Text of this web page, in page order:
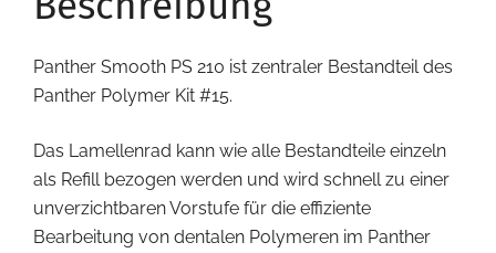
Panther Smooth PS 210 ist zentraler Bestandteil des
Panther Polymer Kit #15.
Das Lamellenrad kann wie alle Bestandteile einzeln
als Refill bezogen werden und wird schnell zu einer
unverzichtbaren Vorstufe für die effiziente
Bearbeitung von dentalen Polymeren im Panther